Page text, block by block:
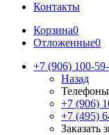
Контакты
Корзина0
Отложенные0
+7 (906) 100-
Назад
Телефоны
+7 (906)
+7 (495)
Заказать